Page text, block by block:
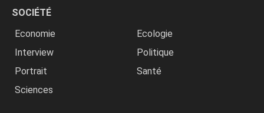
SOCIÉTÉ
Economie
Ecologie
Interview
Politique
Portrait
Santé
Sciences